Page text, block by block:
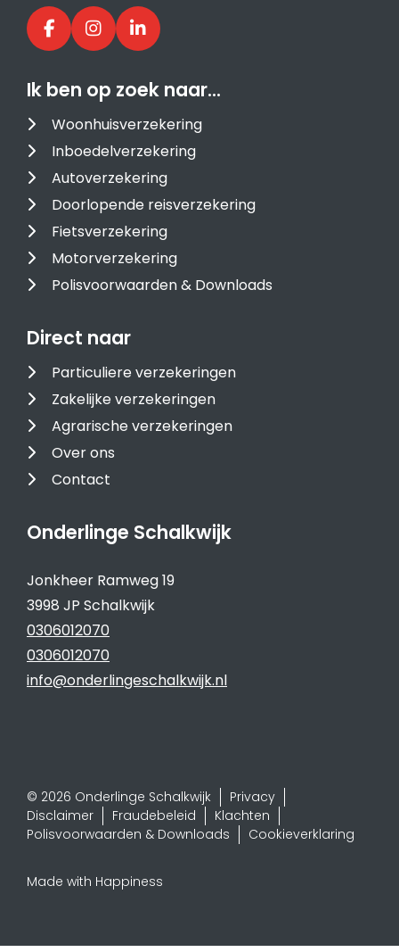
Ik ben op zoek naar…
Woonhuisverzekering
Inboedelverzekering
Autoverzekering
Doorlopende reisverzekering
Fietsverzekering
Motorverzekering
Polisvoorwaarden & Downloads
Direct naar
Particuliere verzekeringen
Zakelijke verzekeringen
Agrarische verzekeringen
Over ons
Contact
Onderlinge Schalkwijk
Jonkheer Ramweg 19
3998 JP Schalkwijk
0306012070
0306012070
info@onderlingeschalkwijk.nl
© 2026 Onderlinge Schalkwijk
Privacy
Disclaimer
Fraudebeleid
Klachten
Polisvoorwaarden & Downloads
Cookieverklaring
Made with Happiness